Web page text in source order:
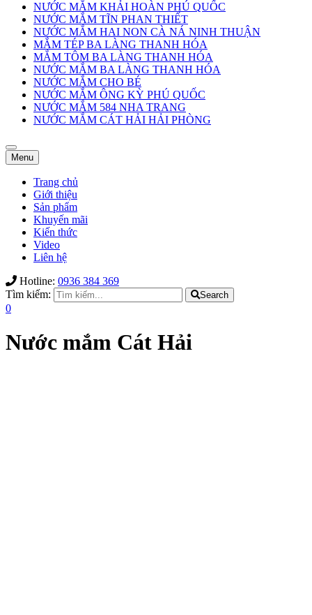
NƯỚC MẮM KHẢI HOÀN PHÚ QUỐC
NƯỚC MẮM TĨN PHAN THIẾT
NƯỚC MẮM HAI NON CÀ NÁ NINH THUẬN
MẮM TÉP BA LÀNG THANH HÓA
MẮM TÔM BA LÀNG THANH HÓA
NƯỚC MẮM BA LÀNG THANH HÓA
NƯỚC MẮM CHO BÉ
NƯỚC MẮM ÔNG KỲ PHÚ QUỐC
NƯỚC MẮM 584 NHA TRANG
NƯỚC MẮM CÁT HẢI HẢI PHÒNG
Toggle
navigation
Toggle
navigation
Menu
Trang chủ
Giới thiệu
Sản phẩm
Khuyến mãi
Kiến thức
Video
Liên hệ
Hotline: 0936 384 369
Tìm kiếm:
Search
0
Nước mắm Cát Hải